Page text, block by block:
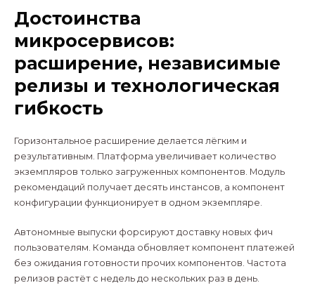
Достоинства
микросервисов:
расширение, независимые
релизы и технологическая
гибкость
Горизонтальное расширение делается лёгким и
результативным. Платформа увеличивает количество
экземпляров только загруженных компонентов. Модуль
рекомендаций получает десять инстансов, а компонент
конфигурации функционирует в одном экземпляре.
Автономные выпуски форсируют доставку новых фич
пользователям. Команда обновляет компонент платежей
без ожидания готовности прочих компонентов. Частота
релизов растёт с недель до нескольких раз в день.